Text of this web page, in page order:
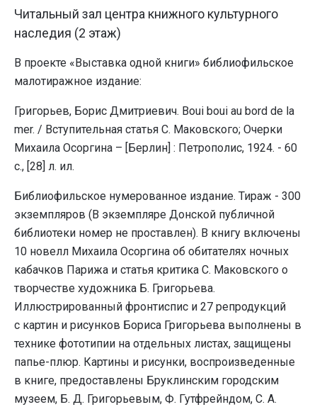
Читальный зал центра книжного культурного
наследия (2 этаж)
В проекте «Выставка одной книги» библиофильское
малотиражное издание:
Григорьев, Борис Дмитриевич. Boui boui au bord de la
mer. / Вступительная статья С. Маковского; Очерки
Михаила Осоргина – [Берлин] : Петрополис, 1924. - 60
c., [28] л. ил.
Библиофильское нумерованное издание. Тираж - 300
экземпляров (В экземпляре Донской публичной
библиотеки номер не проставлен). В книгу включены
10 новелл Михаила Осоргина об обитателях ночных
кабачков Парижа и статья критика С. Маковского о
творчестве художника Б. Григорьева.
Иллюстрированный фронтиспис и 27 репродукций
с картин и рисунков Бориса Григорьева выполнены в
технике фототипии на отдельных листах, защищены
папье-плюр. Картины и рисунки, воспроизведенные
в книге, предоставлены Бруклинским городским
музеем, Б. Д. Григорьевым, Ф. Гутфрейндом, С. А.